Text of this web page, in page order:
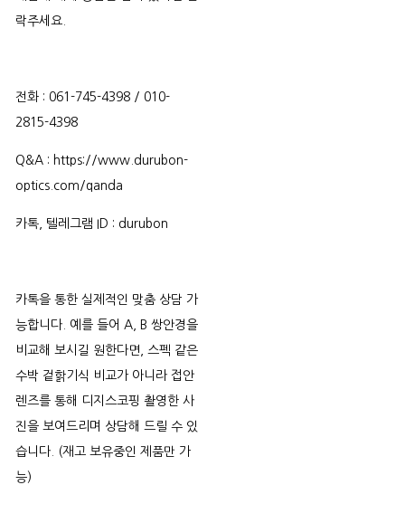
락주세요.
전화 : 061-745-4398 / 010-
2815-4398
Q&A : https://www.durubon-
optics.com/qanda
카톡, 텔레그램 ID : durubon
카톡을 통한 실제적인 맞춤 상담 가
능합니다. 예를 들어 A, B 쌍안경을
비교해 보시길 원한다면, 스펙 같은
수박 겉핡기식 비교가 아니라 접안
렌즈를 통해 디지스코핑 촬영한 사
진을 보여드리며 상담해 드릴 수 있
습니다. (재고 보유중인 제품만 가
능)